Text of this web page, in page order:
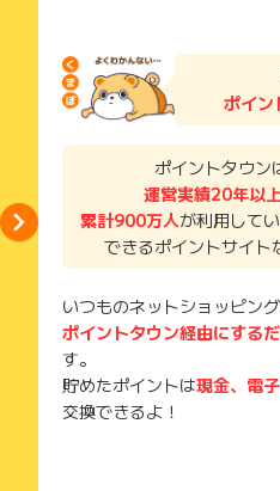
ポイン
ポイントタウン
運営実績20年以上
累計900万人が利用して
できるポイントサイト
いつものネットショッピン
ポイントタウン経由にする
す。
貯めたポイントは現金、電
交換できるよ！